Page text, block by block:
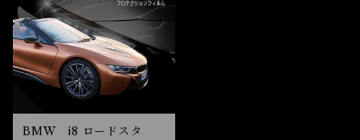
BMW i8 ロードスタ